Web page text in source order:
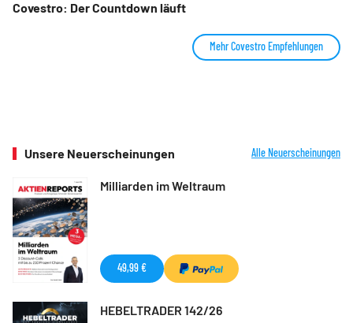
Covestro: Der Countdown läuft
Mehr Covestro Empfehlungen
Unsere Neuerscheinungen Alle Neuerscheinungen
Milliarden im Weltraum
49,99 €
HEBELTRADER 142/26